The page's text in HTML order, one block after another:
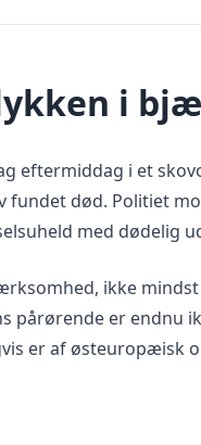
i
eftermiddag i et
fundet død. Politiet
med dødelig
ikke
pårørende er endnu
er af østeuropæisk